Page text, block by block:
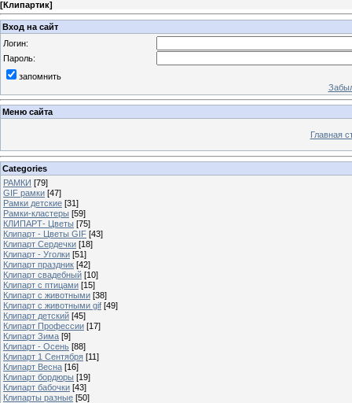
[Клипартик]
Вход на сайт
Логин:
Пароль:
запомнить
Меню сайта
Главная
Categories
РАМКИ [79]
GIF рамки [47]
Рамки детские [31]
Рамки-кластеры [59]
КЛИПАРТ- Цветы [75]
Клипарт - Цветы GIF [43]
Клипарт Сердечки [18]
Клипарт - Уголки [51]
Клипарт праздник [42]
Клипарт свадебный [10]
Клипарт с птицами [15]
Клипарт с животными [38]
Клипарт с животными gif [49]
Клипарт детский [45]
Клипарт Профессии [17]
Клипарт Зима [9]
Клипарт - Осень [88]
Клипарт 1 Сентября [11]
Клипарт Весна [16]
Клипарт бордюры [19]
Клипарт бабочки [43]
Клипарты разные [50]